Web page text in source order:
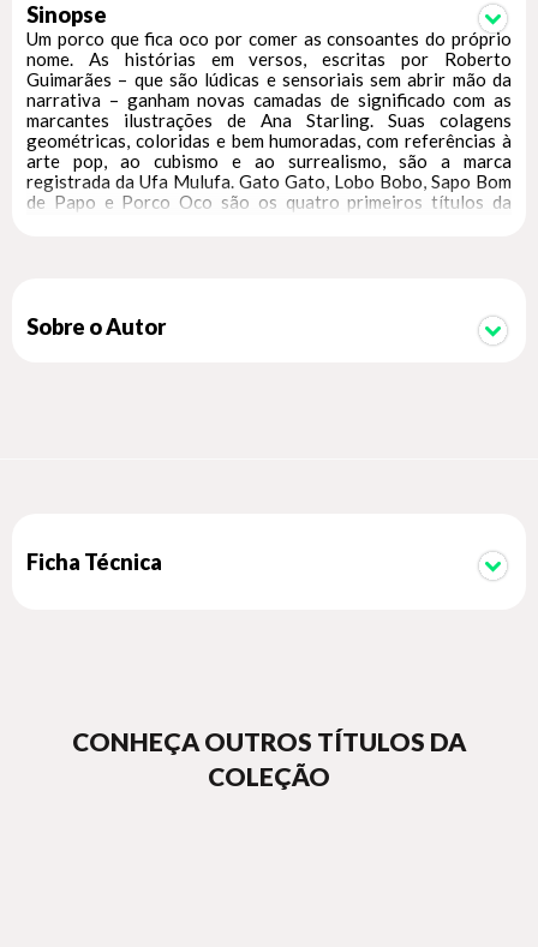
Sinopse
Um porco que fica oco por comer as consoantes do próprio
nome. As histórias em versos, escritas por Roberto
Guimarães – que são lúdicas e sensoriais sem abrir mão da
narrativa – ganham novas camadas de significado com as
marcantes ilustrações de Ana Starling. Suas colagens
geométricas, coloridas e bem humoradas, com referências à
arte pop, ao cubismo e ao surrealismo, são a marca
registrada da Ufa Mulufa. Gato Gato, Lobo Bobo, Sapo Bom
de Papo e Porco Oco são os quatro primeiros títulos da
Sobre o Autor
Ficha Técnica
CONHEÇA OUTROS TÍTULOS DA
COLEÇÃO